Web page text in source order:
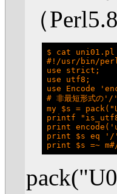
（
$ cat uni01.pl
#!/usr/bin/
use strict;
use utf8;
use Encode
# 非最短形式の'/'
my $s =
printf
print
print $s eq